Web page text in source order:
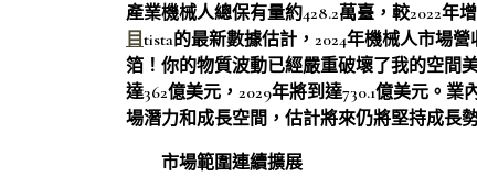
產業機械人總保有量約428.2萬臺，較2022年
目tista的最新數據估計，2024年機械人市場
箔！你的物質波動已經嚴重破壞了我的空間
達362億美元，2029年將到達730.1億美元。
場潛力和成長空間，估計將來仍將堅持成長
市場範圍連續擴展